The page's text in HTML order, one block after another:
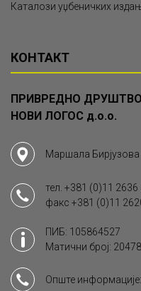
Каталози уџбеничких
КОНТАКТ
ПРИВРЕДНО
НОВИ ЛОГОС д.о.о.
Маршала Бирјузова
тел. +381 (0)11 2636
факс +381 (0)11
ПИБ: 105864527
Матични број:
Опште информације: